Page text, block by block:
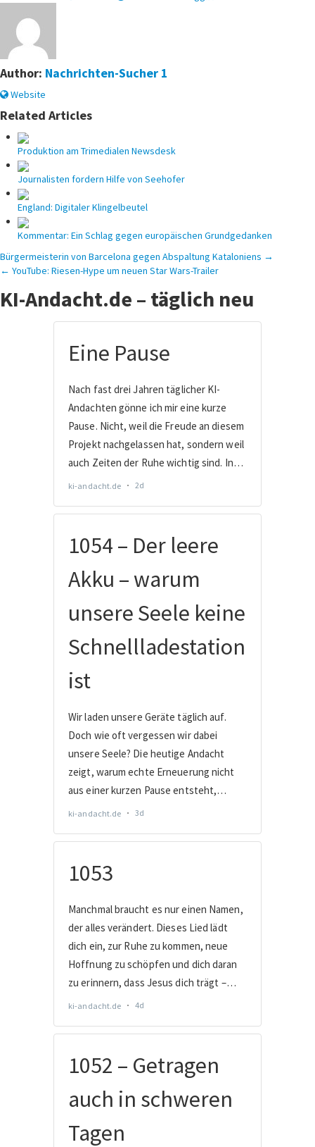
Author: Nachrichten-Sucher 1
Website
Related Articles
Produktion am Trimedialen Newsdesk
Journalisten fordern Hilfe von Seehofer
England: Digitaler Klingelbeutel
Kommentar: Ein Schlag gegen europäischen Grundgedanken
Beitragsnavigation
Bürgermeisterin von Barcelona gegen Abspaltung Kataloniens →
← YouTube: Riesen-Hype um neuen Star Wars-Trailer
KI-Andacht.de – täglich neu